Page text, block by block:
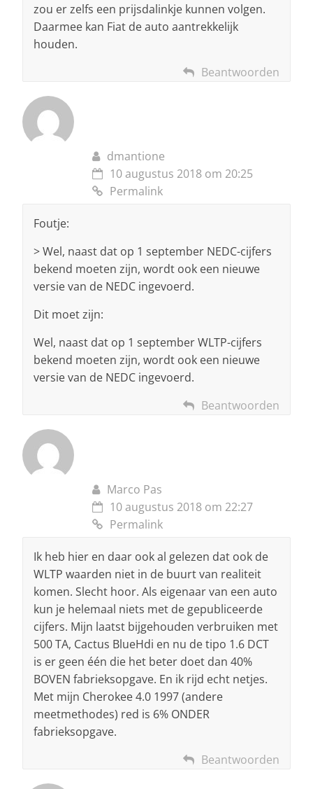
zou er zelfs een prijsdalinkje kunnen volgen.
Daarmee kan Fiat de auto aantrekkelijk
houden.
Beantwoorden
dmantione
10 augustus 2018 om 20:25
Permalink
Foutje:
> Wel, naast dat op 1 september NEDC-cijfers
bekend moeten zijn, wordt ook een nieuwe
versie van de NEDC ingevoerd.
Dit moet zijn:
Wel, naast dat op 1 september WLTP-cijfers
bekend moeten zijn, wordt ook een nieuwe
versie van de NEDC ingevoerd.
Beantwoorden
Marco Pas
10 augustus 2018 om 22:27
Permalink
Ik heb hier en daar ook al gelezen dat ook de
WLTP waarden niet in de buurt van realiteit
komen. Slecht hoor. Als eigenaar van een auto
kun je helemaal niets met de gepubliceerde
cijfers. Mijn laatst bijgehouden verbruiken met
500 TA, Cactus BlueHdi en nu de tipo 1.6 DCT
is er geen één die het beter doet dan 40%
BOVEN fabrieksopgave. En ik rijd echt netjes.
Met mijn Cherokee 4.0 1997 (andere
meetmethodes) red is 6% ONDER
fabrieksopgave.
Beantwoorden